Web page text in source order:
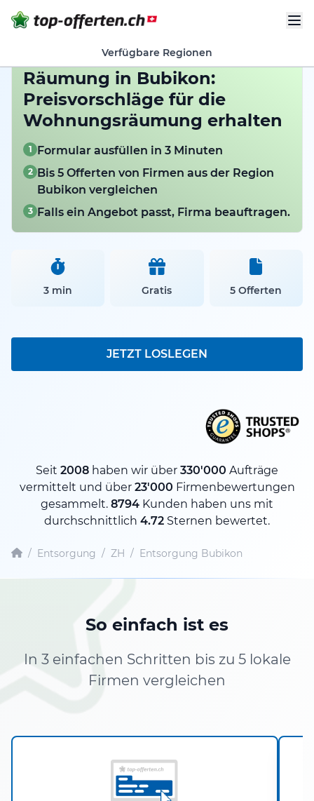
Verfügbare Regionen
Räumung in Bubikon:
Preisvorschläge für die
Wohnungsräumung erhalten
1 Formular ausfüllen in 3 Minuten
2 Bis 5 Offerten von Firmen aus der Region
Bubikon vergleichen
3 Falls ein Angebot passt, Firma beauftragen.
3 min Gratis 5 Offerten
JETZT LOSLEGEN
Seit 2008 haben wir über 330'000 Aufträge
vermittelt und über 23'000 Firmenbewertungen
gesammelt. 8794 Kunden haben uns mit
durchschnittlich 4.72 Sternen bewertet.
/ Entsorgung / ZH / Entsorgung Bubikon
So einfach ist es
In 3 einfachen Schritten bis zu 5 lokale
Firmen vergleichen